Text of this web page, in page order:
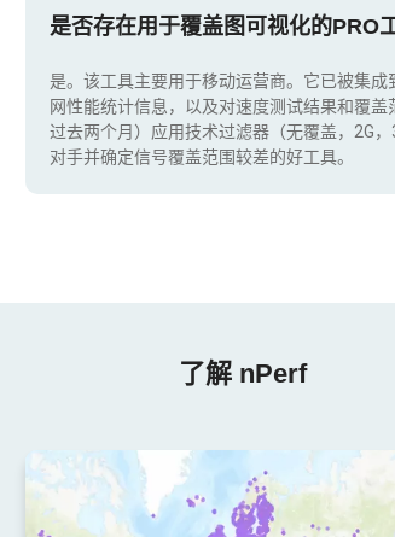
是否存在用于覆盖图可视化的PRO
是。该工具主要用于移动运营商。它已被集
网性能统计信息，以及对速度测试结果和覆
过去两个月）应用技术过滤器（无覆盖，2G
对手并确定信号覆盖范围较差的好工具。
了解 nPerf